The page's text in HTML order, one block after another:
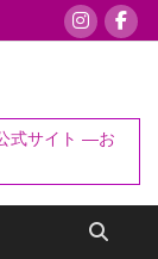
式サイト ―お